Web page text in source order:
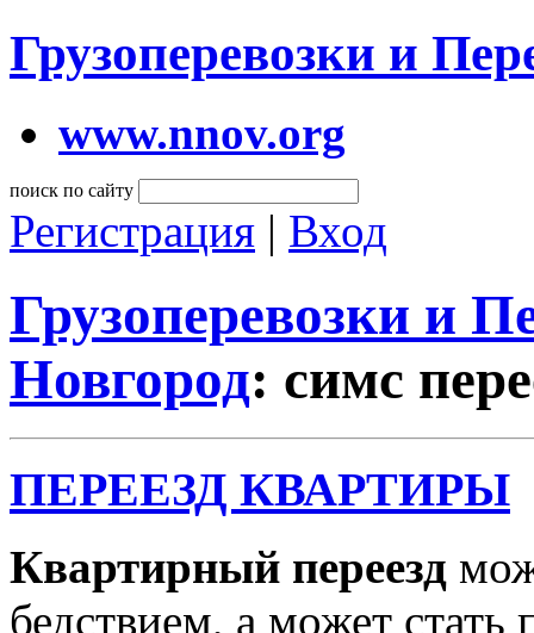
Грузоперевозки и
www.nnov.org
поиск по сайту
Регистрация | Вход
Грузоперевозки и
Новгород: симс
ПЕРЕЕЗД КВАРТИРЫ
Квартирный переезд
бедствием, а может